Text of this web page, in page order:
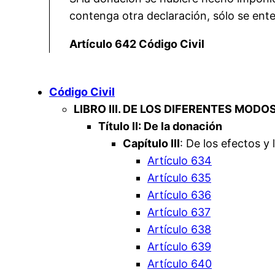
contenga otra declaración, sólo se
Artículo 642 Código Civil
Código Civil
LIBRO III. DE LOS DIFERENTES
Título II: De la donación
Capítulo III: De los efectos y
Artículo 634
Artículo 635
Artículo 636
Artículo 637
Artículo 638
Artículo 639
Artículo 640